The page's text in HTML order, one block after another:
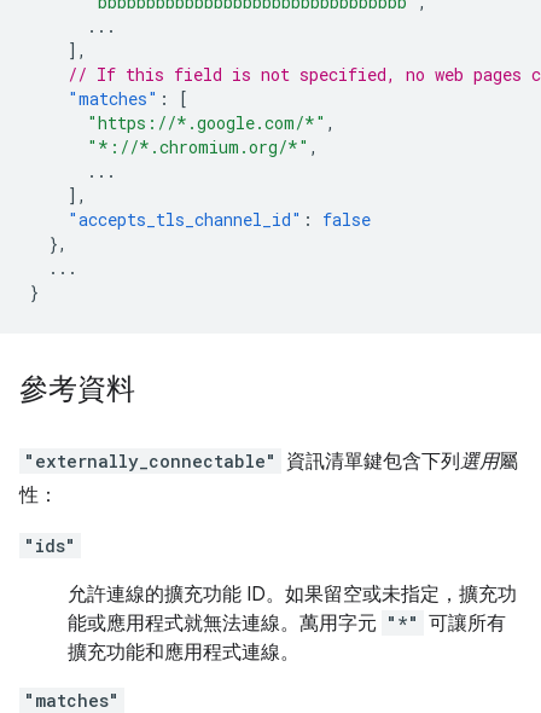
...
],
// If this field is not specified, no web pages
"matches" :
[
"https://*.google.com/*" ,
"*://*.chromium.org/*" ,
...
],
"accepts_tls_channel_id" :
false
},
...
}
參考資料
"externally_connectable" 資訊清單鍵包含下列選用屬
性：
"ids"
允許連線的擴充功能 ID。如果留空或未指定，擴充功
能或應用程式就無法連線。萬用字元 "*" 可讓所有
擴充功能和應用程式連線。
"matches"